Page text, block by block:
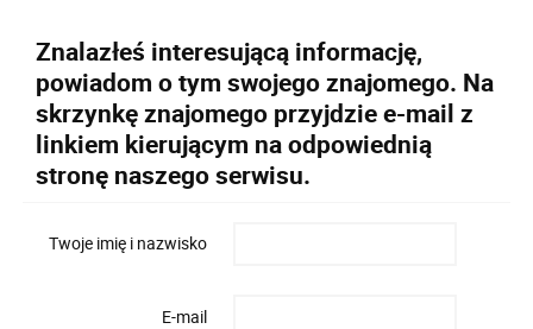
Znalazłeś interesującą informację,
powiadom o tym swojego znajomego. Na
skrzynkę znajomego przyjdzie e-mail z
linkiem kierującym na odpowiednią
stronę naszego serwisu.
Twoje imię i nazwisko
E-mail